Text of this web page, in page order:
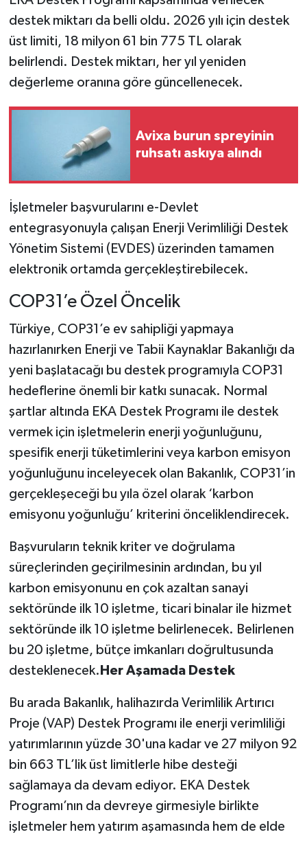
destek miktarı da belli oldu. 2026 yılı için destek
üst limiti, 18 milyon 61 bin 775 TL olarak
belirlendi. Destek miktarı, her yıl yeniden
değerleme oranına göre güncellenecek.
Avixa burun spreyinin
ruhsatı askıya alındı
İşletmeler başvurularını e-Devlet
entegrasyonuyla çalışan Enerji Verimliliği Destek
Yönetim Sistemi (EVDES) üzerinden tamamen
elektronik ortamda gerçekleştirebilecek.
COP31’e Özel Öncelik
Türkiye, COP31’e ev sahipliği yapmaya
hazırlanırken Enerji ve Tabii Kaynaklar Bakanlığı da
yeni başlatacağı bu destek programıyla COP31
hedeflerine önemli bir katkı sunacak. Normal
şartlar altında EKA Destek Programı ile destek
vermek için işletmelerin enerji yoğunluğunu,
spesifik enerji tüketimlerini veya karbon emisyon
yoğunluğunu inceleyecek olan Bakanlık, COP31’in
gerçekleşeceği bu yıla özel olarak ‘karbon
emisyonu yoğunluğu’ kriterini önceliklendirecek.
Başvuruların teknik kriter ve doğrulama
süreçlerinden geçirilmesinin ardından, bu yıl
karbon emisyonunu en çok azaltan sanayi
sektöründe ilk 10 işletme, ticari binalar ile hizmet
sektöründe ilk 10 işletme belirlenecek. Belirlenen
bu 20 işletme, bütçe imkanları doğrultusunda
desteklenecek. Her Aşamada Destek
Bu arada Bakanlık, halihazırda Verimlilik Artırıcı
Proje (VAP) Destek Programı ile enerji verimliliği
yatırımlarının yüzde 30'una kadar ve 27 milyon 92
bin 663 TL’lik üst limitlerle hibe desteği
sağlamaya da devam ediyor. EKA Destek
Programı’nın da devreye girmesiyle birlikte
işletmeler hem yatırım aşamasında hem de elde